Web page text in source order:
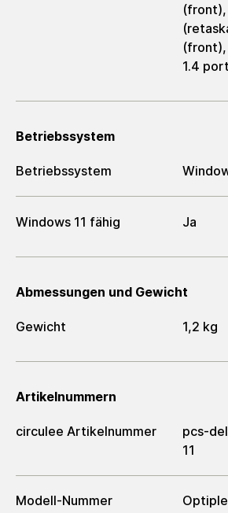
(front),
1.4
Betriebssystem
Betriebssystem
Windows 11 fähig Ja
Abmessungen und Gewicht
Gewicht 1,2 kg
Artikelnummern
circulee Artikelnummer
pcs-
11
Modell-Nummer